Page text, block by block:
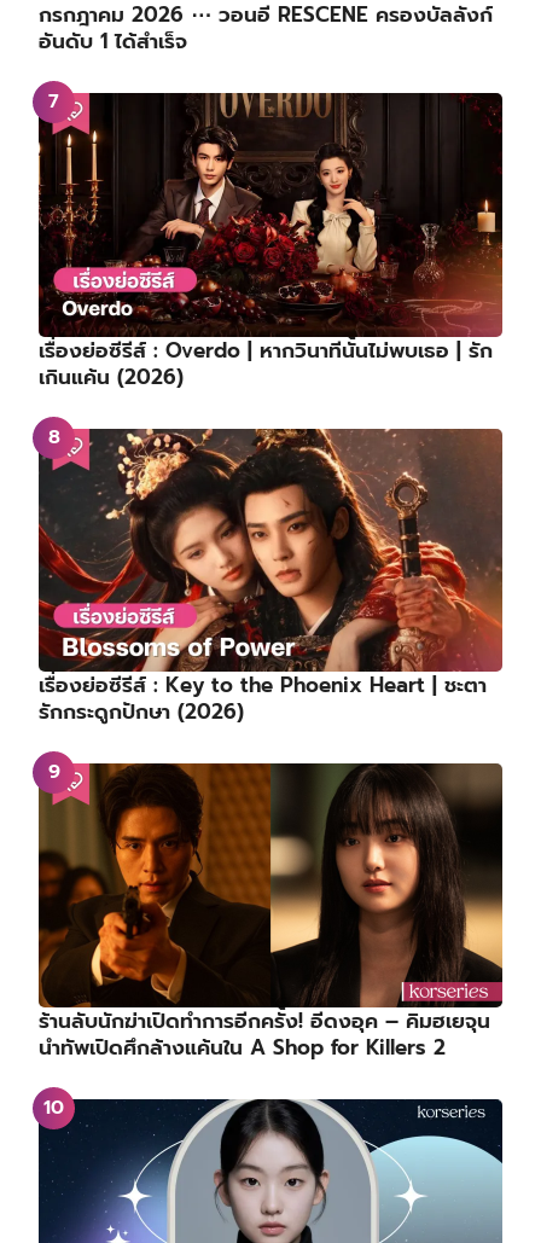
กรกฎาคม 2026 ⋯ วอนอี RESCENE ครองบัลลังก์
อันดับ 1 ได้สำเร็จ
เรื่องย่อซีรีส์ : Overdo | หากวินาทีนั้นไม่พบเธอ | รัก
เกินแค้น (2026)
เรื่องย่อซีรีส์ : Key to the Phoenix Heart | ชะตา
รักกระดูกปักษา (2026)
ร้านลับนักฆ่าเปิดทำการอีกครั้ง! อีดงอุค – คิมฮเยจุน
นำทัพเปิดศึกล้างแค้นใน A Shop for Killers 2